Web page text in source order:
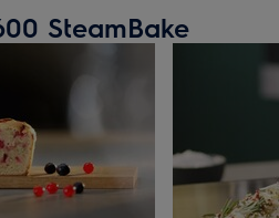
SteamBake